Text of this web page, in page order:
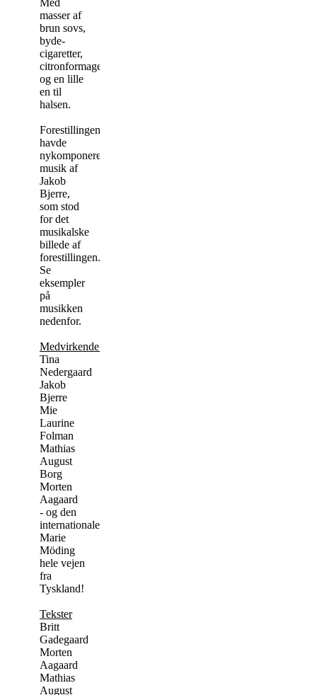
masser af
brun sovs,
byde-
cigaretter,
citronformage
og en lille
en til
halsen.
Forestillingen
havde
nykomponeret
musik af
Jakob
Bjerre,
som stod
for det
musikalske
billede af
forestillingen.
Se
eksempler
på
musikken
nedenfor.
Medvirkende:
Tina
Nedergaard
Jakob
Bjerre
Mie
Laurine
Folman
Mathias
August
Borg
Morten
Aagaard
- og den
internationale
Marie
Möding
hele vejen
fra
Tyskland!
Tekster
Britt
Gadegaard
Morten
Aagaard
Mathias
August